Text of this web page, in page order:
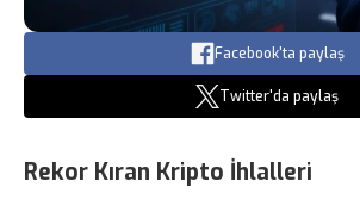
Facebook'ta paylaş
Twitter'da paylaş
Rekor Kıran Kripto İhlalleri